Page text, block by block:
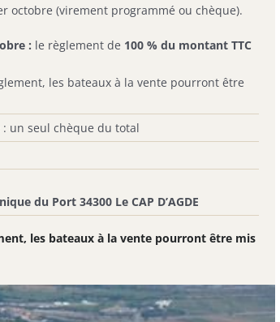
octobre (virement programmé ou chèque).
: le règlement de 100 % du montant TTC
les bateaux à la vente pourront être
un seul chèque du total
du Port 34300 Le CAP D’AGDE
les bateaux à la vente pourront être mis